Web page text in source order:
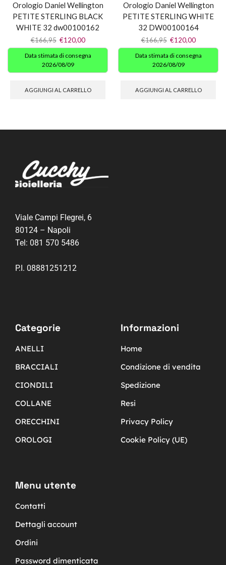
Orologio Daniel Wellington
PETITE STERLING BLACK
WHITE 32 dw00100162
€166,95 €120,00
Data stimata di consegna
2026/08/09
AGGIUNGI AL CARRELLO
Orologio Daniel Wellington
PETITE STERLING WHITE
32 DW00100164
€166,95 €120,00
Data stimata di consegna
2026/08/09
AGGIUNGI AL CARRELLO
Viale Campi Flegrei, 6
80124 – Napoli
Tel: 081 570 5486
P.I. 08881251212
Categorie
ANELLI
BRACCIALI
CIONDILI
COLLANE
ORECCHINI
OROLOGI
Informazioni
Home
Condizione di vendita
Spedizione
Resi
Privacy Policy
Cookie Policy (UE)
Menu utente
Contatti
Dettagli account
Ordini
Password dimenticata